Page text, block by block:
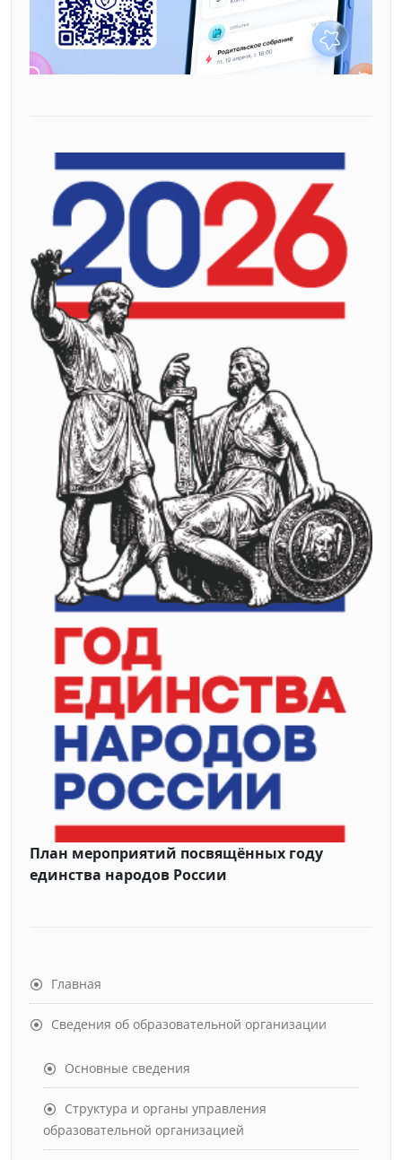
План мероприятий посвящённых году
единства народов России
Главная
Сведения об образовательной организации
Основные сведения
Структура и органы управления
образовательной организацией